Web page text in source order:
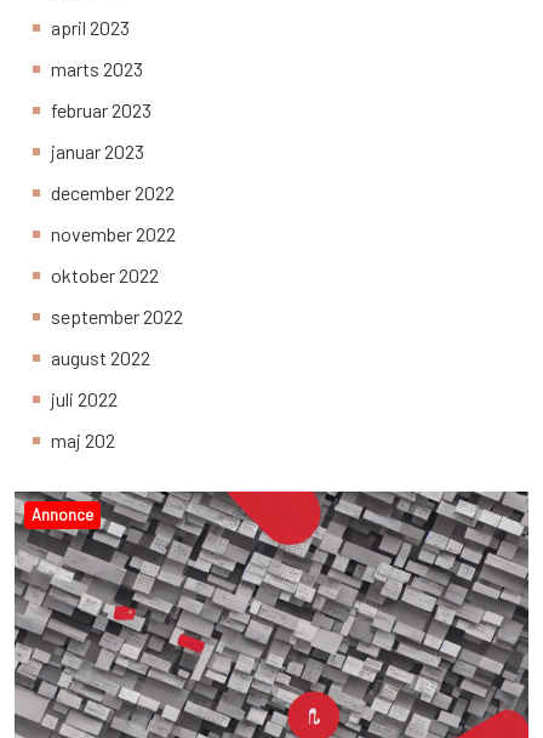
Annonce
april 2023
marts 2023
februar 2023
januar 2023
december 2022
november 2022
oktober 2022
september 2022
august 2022
juli 2022
maj 202